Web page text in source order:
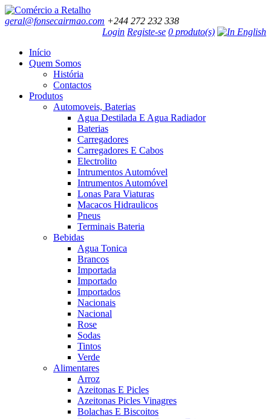
geral@fonsecairmao.com +244 272 232 338
Login Registe-se 0 produto(s)
Início
Quem Somos
História
Contactos
Produtos
Automoveis, Baterias
Agua Destilada E Agua Radiador
Baterias
Carregadores
Carregadores E Cabos
Electrolito
Intrumentos Automóvel
Intrumentos Automóvel
Lonas Para Viaturas
Macacos Hidraulicos
Pneus
Terminais Bateria
Bebidas
Agua Tonica
Brancos
Importada
Importado
Importados
Nacionais
Nacional
Rose
Sodas
Tintos
Verde
Alimentares
Arroz
Azeitonas E Picles
Azeitonas Picles Vinagres
Bolachas E Biscoitos